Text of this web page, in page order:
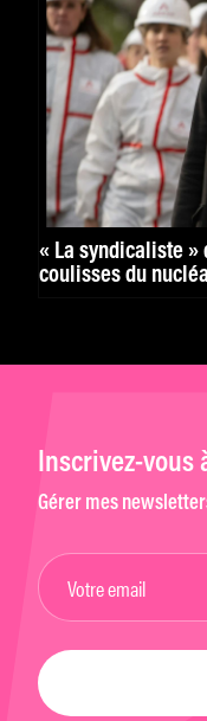
« La syndicaliste »
coulisses du
Inscrivez-vous
Gérer mes